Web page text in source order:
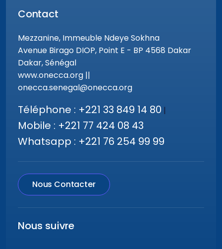
Contact
Mezzanine, Immeuble Ndeye Sokhna
Avenue Birago DIOP, Point E - BP 4568 Dakar
Dakar, Sénégal
www.onecca.org ||
onecca.senegal@onecca.org
Téléphone : +221 33 849 14 80 |
Mobile : +221 77 424 08 43
Whatsapp : +221 76 254 99 99
Nous Contacter
Nous suivre